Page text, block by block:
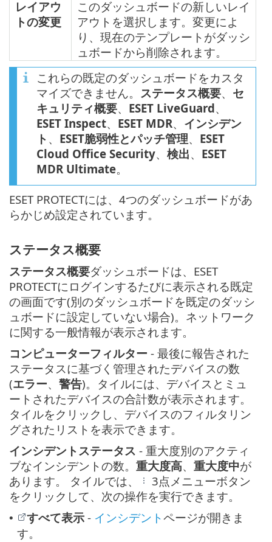
レイアウ
トの変更
このダッシュボードの新しいレイ
アウトを選択します。変更によ
り、現在のテンプレートがダッシ
ュボードから削除されます。
これらの既定のダッシュボードをカスタ
マイズできません。 ステータス概要、 セ
キュリティ概要、 ESET LiveGuard、
ESET Inspect、 ESET MDR、 インシデン
ト 、 ESET脆弱性とパッチ管理、 ESET
Cloud Office Security、 検出、 ESET
MDR Ultimate。
ESET PROTECTには、4つのダッシュボードがあ
らかじめ設定されています。
ステータス概要
ステータス概要ダッシュボードは、ESET
PROTECTにログインするたびに表示される既定
の画面です(別のダッシュボードを既定のダッシ
ュボードに設定していない場合)。ネットワーク
に関する一般情報が表示されます。
コンピューターフィルター - 最後に報告された
ステータスに基づく管理されたデバイスの数
(エラー、 警告)。タイルには、デバイスとミュ
ートされたデバイスの合計数が表示されます。
タイルをクリックし、デバイスのフィルタリン
グされたリストを表示できます。
インシデントステータス - 重大度別のアクティ
ブなインシデントの数。 重大度高、 重大度中が
あります。 タイルでは、
3点メニューボタン
をクリックして、次の操作を実行できます。
• すべて表示 - インシデントページが開きま
す。